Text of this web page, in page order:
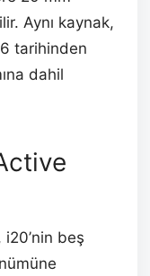
Aynı kaynak,
tarihinden
dahil
beş